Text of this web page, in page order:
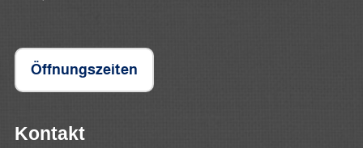
Öffnungszeiten
Kontakt